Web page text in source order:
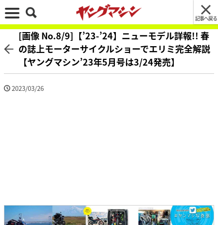
記事へ戻る
[画像 No.8/9]【’23-’24】ニューモデル詳報!! 春
の誌上モーターサイクルショーでエリミ完全解説
【ヤングマシン’23年5月号は3/24発売】
2023/03/26